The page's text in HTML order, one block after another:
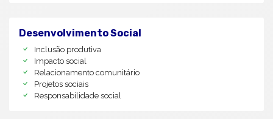
Desenvolvimento Social
Inclusão produtiva
Impacto social
Relacionamento comunitário
Projetos sociais
Responsabilidade social